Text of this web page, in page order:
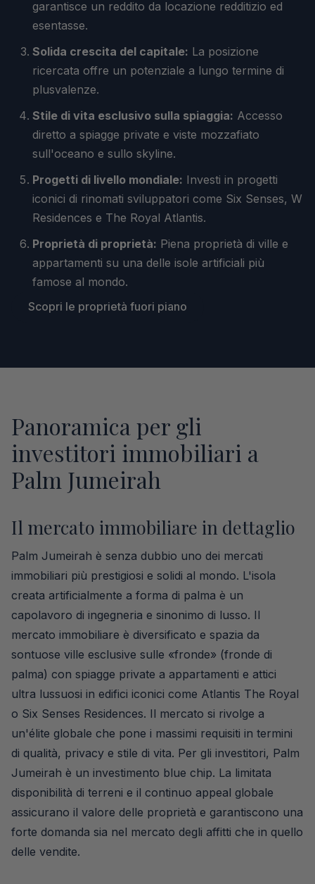
garantisce un reddito da locazione redditizio ed
esentasse.
Solida crescita del capitale: La posizione
ricercata offre un potenziale a lungo termine di
plusvalenze.
Stile di vita esclusivo sulla spiaggia: Accesso
diretto a spiagge private e viste mozzafiato
sull'oceano e sullo skyline.
Progetti di livello mondiale: Investi in progetti
iconici di rinomati sviluppatori come Six Senses, W
Residences e The Royal Atlantis.
Proprietà di proprietà: Piena proprietà di ville e
appartamenti su una delle isole artificiali più
famose al mondo.
Scopri le proprietà fuori piano
Panoramica per gli
investitori immobiliari a
Palm Jumeirah
Il mercato immobiliare in dettaglio
Palm Jumeirah è senza dubbio uno dei mercati
immobiliari più prestigiosi e solidi al mondo. L'isola
creata artificialmente a forma di palma è un
capolavoro di ingegneria e sinonimo di lusso. Il
mercato immobiliare è diversificato e spazia da
sontuose ville esclusive sulle «fronde» (fronde di
palma) con spiagge private a appartamenti e attici
ultra lussuosi in edifici iconici come Atlantis The Royal
o Six Senses Residences. Il mercato si rivolge a
un'élite globale che pone i massimi requisiti in termini
di qualità, privacy e stile di vita. Per gli investitori, Palm
Jumeirah è un investimento blue chip. La limitata
disponibilità di terreni e il continuo appeal globale
assicurano il valore delle proprietà e garantiscono una
forte domanda sia nel mercato degli affitti che in quello
delle vendite.